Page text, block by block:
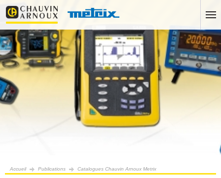
Accueil Publications Catalogues Chauvin Arnoux Metrix